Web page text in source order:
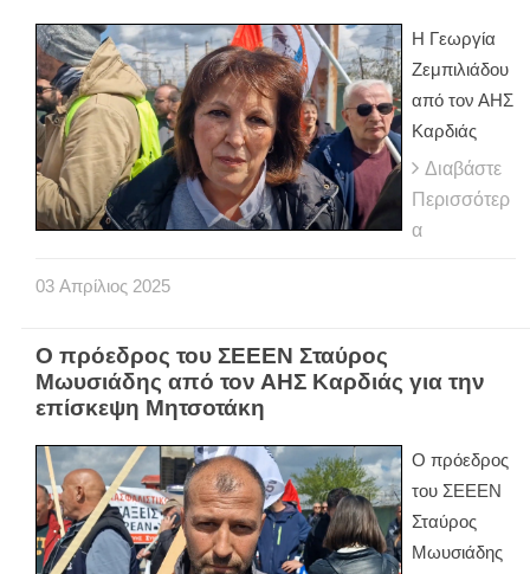
Η Γεωργία
Ζεμπιλιάδου
από τον ΑΗΣ
Καρδιάς
Διαβάστε
Περισσότερ
α
03 Απρίλιος 2025
Ο πρόεδρος του ΣΕΕΕΝ Σταύρος
Μωυσιάδης από τον ΑΗΣ Καρδιάς για την
επίσκεψη Μητσοτάκη
Ο πρόεδρος
του ΣΕΕΕΝ
Σταύρος
Μωυσιάδης